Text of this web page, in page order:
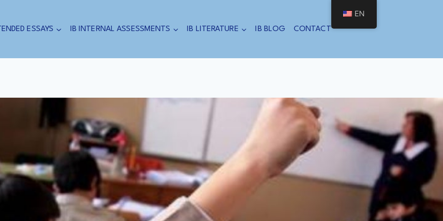
ESSAYS IB INTERNAL ASSESSMENTS IB LITERATURE IB BLOG CONTACT
EN